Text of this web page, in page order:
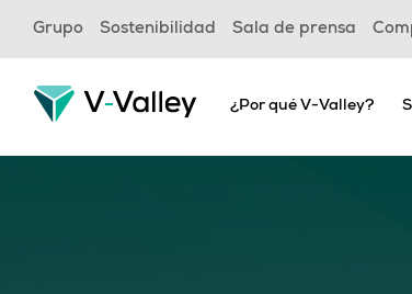
Skip
content
Grupo Sostenibilidad Sala de prensa
¿Por qué V-Valley?